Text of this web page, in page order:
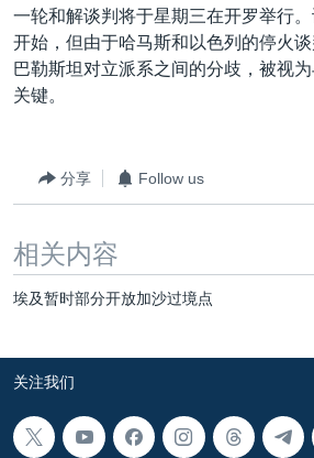
检
索
非洲
美洲
全球议题
军事
劳工
环境
国会报道
美中关系
美国建国250周年
美国之音专访
重要讲话与声明
台海两岸关系
南中国海争端
VOA今日焦点
中文广播
其他语言网站
一轮和解谈判将于星期三在开罗举行
开始，但由于哈马斯和以色列的停火
巴勒斯坦对立派系之间的分歧，被视
关键。
分享 Follow us
相关内容
埃及暂时部分开放加沙过境点
关注我们